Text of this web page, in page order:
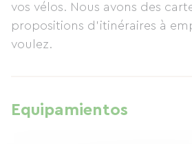
una cómoda y dos mesitas de
al pasillo, la segunda puerta
con tres camas individuales,
con inodoro, lavabo, ducha y
ventana. El jardín de la casa
vos vélos. Nous avons des cartes et des
propositions d'itinéraires à
voulez.
Equipamientos